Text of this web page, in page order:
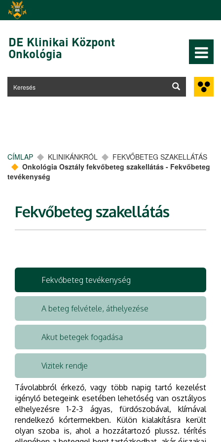
Ugrás a tartalomra
DE Klinikai Központ
Onkológia
CÍMLAP KLINIKÁNKRÓL
FEKVŐBETEG SZAKELLÁTÁS
Onkológia Osztály fekvőbeteg szakellátás - Fekvőbeteg
tevékenység
Fekvőbeteg szakellátás
Fekvőbeteg tevékenység
A beteg felvétele, áthelyezése
Akut betegek fogadása
Vizitek rendje
Távolabbról érkező, vagy több napig tartó kezelést
igénylő betegeink esetében lehetőség van osztályos
elhelyezésre 1-2-3 ágyas, fürdőszobával, klímával
rendelkező kórtermekben. Külön kialakításra került
olyan szoba is, ahol a hozzátartozó plussz. térítés